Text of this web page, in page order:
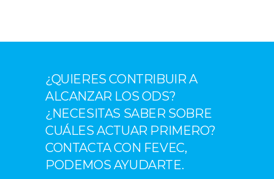
¿QUIERES CONTRIBUIR A
ALCANZAR LOS ODS?
¿NECESITAS SABER SOBRE
CUÁLES ACTUAR PRIMERO?
CONTACTA CON FEVEC,
PODEMOS AYUDARTE.